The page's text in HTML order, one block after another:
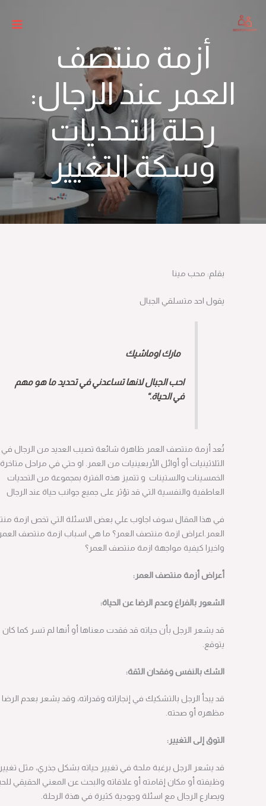
أزمة منتصف
العمر عند الرجال:
رحلة التحديات
وسكة التغيير
بقلم: محب مينا
يقول احد متسلقي الجبال
مارك اوماشيك
احب الجبال لانها تساعدني في تحديد ما هو مهم
في الحياة.“
تُعد أزمة منتصف العمر ظاهرة شائعة تصيب العديد من الرجال في أواخر
الثلاثينيات أو أوائل الأربعينيات من العمر. او حتي في مراحل متاخرة حتي
الخمسينات والستينات و تتميز هذه الفترة بمجموعة من التحديات
العاطفية والنفسية التي قد تؤثر على جميع جوانب حياة عند الرجال
في هذا المقال سوف اجاوب علي بعض الاسئلة التي تخص ازمة منتصف
العمر.اعراض ازمة منتصف العمر؟ ما هي اسباب ازمة منتصف العمر؟
واخيرا كيفية مواجهة ازمة منتصف العمر؟
أعراض أزمة منتصف العمر:
الشعور بالفراغ وعدم الرضا عن الحياة:
قد يشعر الرجل بأن حياته قد فقدت معناها أو أنها لم تسر كما كان
الشك بالنفس وفقدان الثقة:
قد يبدأ الرجل بالتشكيك في إنجازاته وقدراته، وقد يشعر بعدم الرضا عن
مظهره أو صحته.
التوق إلى التغيير:
قد يشعر الرجل برغبة ملحة في تغيير حياته بشكل جذري، مثل تغيير
وظيفته أو مكان إقامته أو علاقاته والبحث عن المعني الحقيقي للحياة
ويصارع الرجال مع اسئلة وجودية كثيرة في هذة الرحلة.